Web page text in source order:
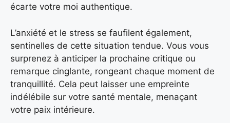
écarte votre moi authentique.
L’anxiété et le stress se faufilent également,
sentinelles de cette situation tendue. Vous vous
surprenez à anticiper la prochaine critique ou
remarque cinglante, rongeant chaque moment de
tranquillité. Cela peut laisser une empreinte
indélébile sur votre santé mentale, menaçant
votre paix intérieure.